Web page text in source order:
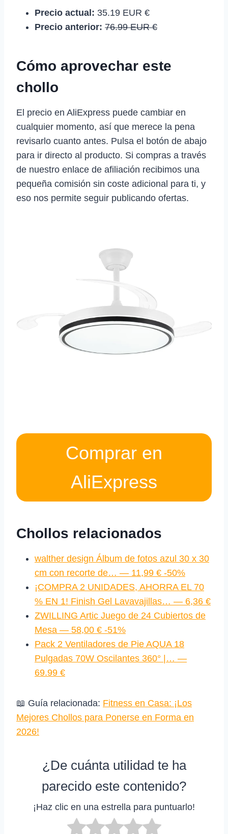
Precio actual: 35.19 EUR €
Precio anterior: 76.99 EUR €
Cómo aprovechar este
chollo
El precio en AliExpress puede cambiar en
cualquier momento, así que merece la pena
revisarlo cuanto antes. Pulsa el botón de abajo
para ir directo al producto. Si compras a través
de nuestro enlace de afiliación recibimos una
pequeña comisión sin coste adicional para ti, y
eso nos permite seguir publicando ofertas.
Comprar en
AliExpress
Chollos relacionados
walther design Álbum de fotos azul 30 x 30
cm con recorte de… — 11,99 € -50%
¡COMPRA 2 UNIDADES, AHORRA EL 70
% EN 1! Finish Gel Lavavajillas… — 6,36 €
ZWILLING Artic Juego de 24 Cubiertos de
Mesa — 58,00 € -51%
Pack 2 Ventiladores de Pie AQUA 18
Pulgadas 70W Oscilantes 360° |… —
69.99 €
📖 Guía relacionada: Fitness en Casa: ¡Los
Mejores Chollos para Ponerse en Forma en
2026!
¿De cuánta utilidad te ha
parecido este contenido?
¡Haz clic en una estrella para puntuarlo!